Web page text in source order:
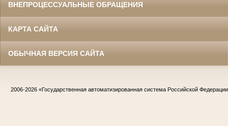
ВНЕПРОЦЕССУАЛЬНЫЕ ОБРАЩЕНИЯ
КАРТА САЙТА
ОБЫЧНАЯ ВЕРСИЯ САЙТА
2006-2026 «Государственная автоматизированная система Российской